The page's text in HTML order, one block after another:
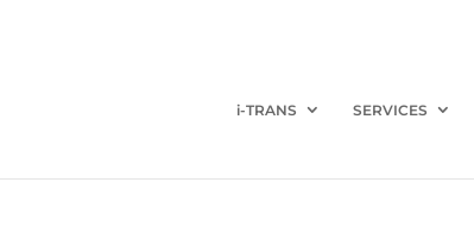
i-TRANS SERVICES